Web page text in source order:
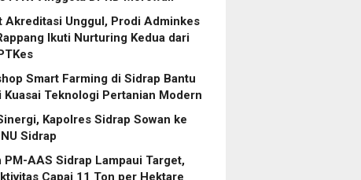
Akreditasi Unggul, Prodi Adminkes
Ikuti Nurturing Kedua dari
Smart Farming di Sidrap Bantu
Kuasai Teknologi Pertanian Modern
Kapolres Sidrap Sowan ke
Sidrap
PM-AAS Sidrap Lampaui Target,
Capai 11 Ton per Hektare